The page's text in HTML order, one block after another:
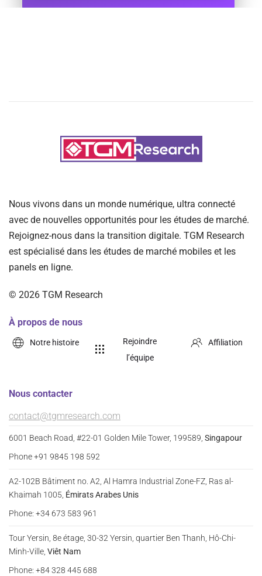
Nous vivons dans un monde numérique, ultra connecté
avec de nouvelles opportunités pour les études de marché.
Rejoignez-nous dans la transition digitale. TGM Research
est spécialisé dans les études de marché mobiles et les
panels en ligne.
© 2026 TGM Research
À propos de nous
Notre histoire
Rejoindre
l’équipe
Affiliation
Nous contacter
contact@tgmresearch.com
6001 Beach Road, #22-01 Golden Mile Tower, 199589, Singapour
Phone +91 9845 198 592
A2-102B Bâtiment no. A2, Al Hamra Industrial Zone-FZ, Ras al-
Khaimah 1005, Émirats Arabes Unis
Phone: +34 673 583 961
Tour Yersin, 8e étage, 30-32 Yersin, quartier Ben Thanh, Hô-Chi-
Minh-Ville, Viêt Nam
Phone: +84 328 445 688